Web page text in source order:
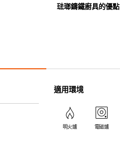
琺瑯鑄鐵廚具的優點
• 琺瑯鑄鐵傳熱性
• 適用於多種熱源，
適用環境
明火爐 電磁爐